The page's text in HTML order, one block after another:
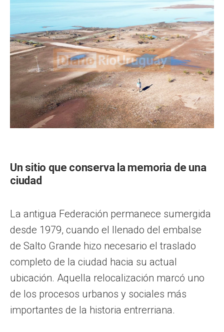
Un sitio que conserva la memoria de una
ciudad
La antigua Federación permanece sumergida
desde 1979, cuando el llenado del embalse
de Salto Grande hizo necesario el traslado
completo de la ciudad hacia su actual
ubicación. Aquella relocalización marcó uno
de los procesos urbanos y sociales más
importantes de la historia entrerriana.